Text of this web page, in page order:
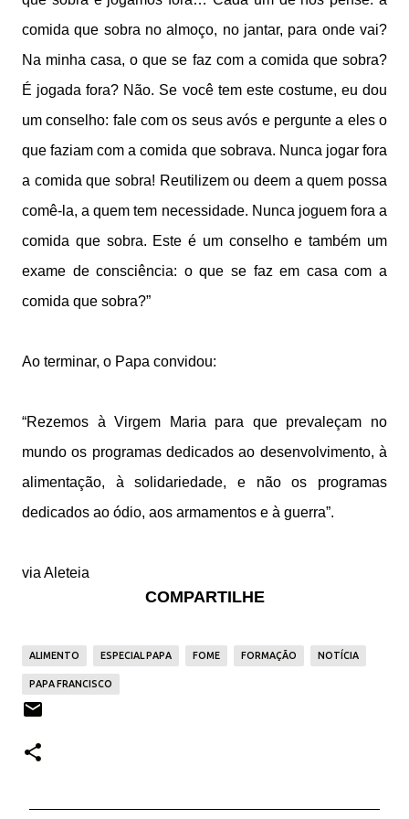
comida que sobra no almoço, no jantar, para onde vai?
Na minha casa, o que se faz com a comida que sobra?
É jogada fora? Não. Se você tem este costume, eu dou
um conselho: fale com os seus avós e pergunte a eles o
que faziam com a comida que sobrava. Nunca jogar fora
a comida que sobra! Reutilizem ou deem a quem possa
comê-la, a quem tem necessidade. Nunca joguem fora a
comida que sobra. Este é um conselho e também um
exame de consciência: o que se faz em casa com a
comida que sobra?”
Ao terminar, o Papa convidou:
“Rezemos à Virgem Maria para que prevaleçam no
mundo os programas dedicados ao desenvolvimento, à
alimentação, à solidariedade, e não os programas
dedicados ao ódio, aos armamentos e à guerra”.
via Aleteia
COMPARTILHE
ALIMENTO ESPECIAL PAPA FOME FORMAÇÃO NOTÍCIA
PAPA FRANCISCO